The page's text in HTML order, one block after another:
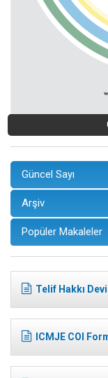
Güncel Sayı
Arşiv
Popüler Makaleler
Telif Hakkı
ICMJE COI